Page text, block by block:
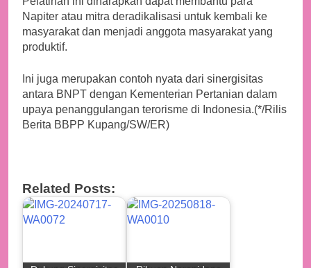
Napiter atau mitra deradikalisasi untuk kembali ke
masyarakat dan menjadi anggota masyarakat yang
produktif.
Ini juga merupakan contoh nyata dari sinergisitas
antara BNPT dengan Kementerian Pertanian dalam
upaya penanggulangan terorisme di Indonesia.(*/Rilis
Berita BBPP Kupang/SW/ER)
Related Posts: